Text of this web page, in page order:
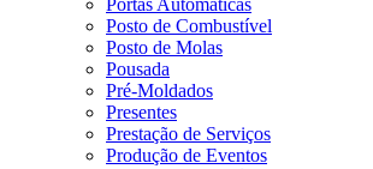
Portas Automáticas
Posto de Combustível
Posto de Molas
Pousada
Pré-Moldados
Presentes
Prestação de Serviços
Produção de Eventos